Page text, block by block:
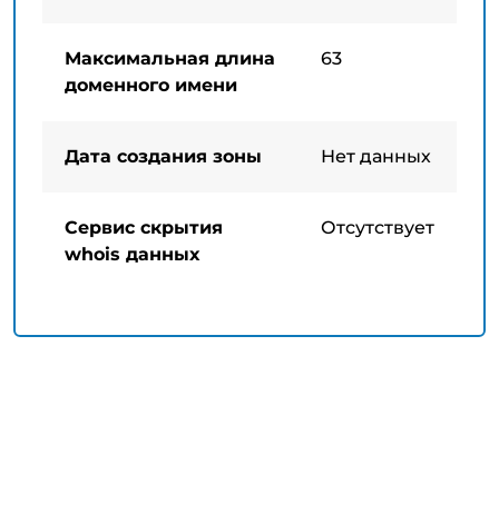
Максимальная длина
доменного имени
63
Дата создания зоны Нет данных
Сервис скрытия
whois данных
Отсутствует